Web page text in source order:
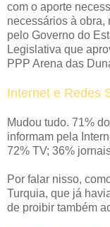
com o aporte
necessários à obra,
pelo Governo do
Legislativa que
PPP Arena das
Internet e Redes
Mudou tudo. 71%
informam pela
72% TV; 36%
Por falar nisso,
Turquia, que já
de proibir também